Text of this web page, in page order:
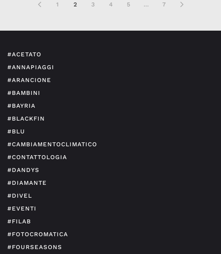
1 2 3 4 5 … 7
#ACETATO
#ANNAPIAGGI
#ARANCIONE
#BAMBINI
#BAYRIA
#BLACKFIN
#BLU
#CAMBIAMENTOCLIMATICO
#CONTATTOLOGIA
#DANDYS
#DIAMANTE
#DIVEL
#EVENTI
#FILAB
#FOTOCROMATICA
#FOURSEASONS